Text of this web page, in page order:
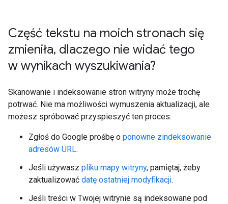
Część tekstu na moich stronach się
zmieniła, dlaczego nie widać tego
w wynikach wyszukiwania?
Skanowanie i indeksowanie stron witryny może trochę
potrwać. Nie ma możliwości wymuszenia aktualizacji, ale
możesz spróbować przyspieszyć ten proces:
Zgłoś do Google prośbę o ponowne zindeksowanie
adresów URL.
Jeśli używasz pliku mapy witryny, pamiętaj, żeby
zaktualizować datę ostatniej modyfikacji.
Jeśli treści w Twojej witrynie są indeksowane pod